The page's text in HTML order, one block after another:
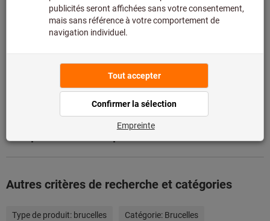
Détails du produit
Description
Téléchargements et documents
Comparer avec des produits similaires
Autres critères de recherche et catégories
Type de produit: brucelles Catégorie: Brucelles